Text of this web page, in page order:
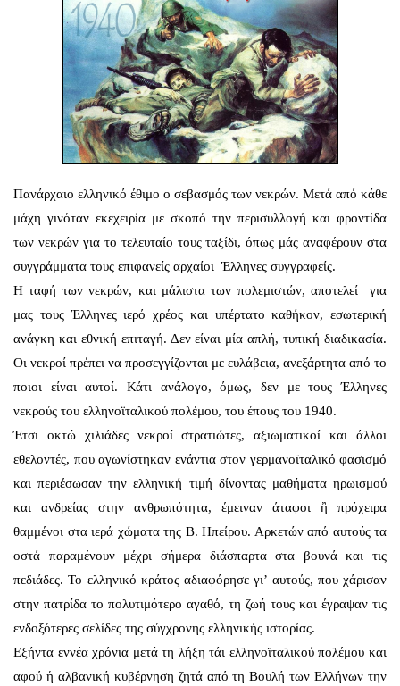
Πανάρχαιο ελληνικό έθιμο o σεβασμός των νεκρών. Μετά από κάθε
μάχη γινόταν εκεχειρία με σκοπό την περισυλλογή και φροντίδα
των νεκρών για το τελευταίο τους ταξίδι, όπως μάς αναφέρουν στα
συγγράμματα τους επιφανείς αρχαίοι Έλληνες συγγραφείς.
Η ταφή των νεκρών, και μάλιστα των πολεμιστών, αποτελεί για
μας τους Έλληνες ιερό χρέος και υπέρτατο καθήκον, εσωτερική
ανάγκη και εθνική επιταγή. Δεν είναι μία απλή, τυπική διαδικασία.
Οι νεκροί πρέπει να προσεγγίζονται με ευλάβεια, ανεξάρτητα από το
ποιοι είναι αυτοί. Κάτι ανάλογο, όμως, δεν με τους Έλληνες
νεκρούς του ελληνοϊταλικού πολέμου, του έπους του 1940.
Έτσι οκτώ χιλιάδες νεκροί στρατιώτες, αξιωματικοί και άλλοι
εθελοντές, που αγωνίστηκαν ενάντια στον γερμανοϊταλικό φασισμό
και περιέσωσαν την ελληνική τιμή δίνοντας μαθήματα ηρωισμού
και ανδρείας στην ανθρωπότητα, έμειναν άταφοι ἢ πρόχειρα
θαμμένοι στα ιερά χώματα της Β. Ηπείρου. Αρκετών από αυτούς τα
οστά παραμένουν μέχρι σήμερα διάσπαρτα στα βουνά και τις
πεδιάδες. Το ελληνικό κράτος αδιαφόρησε γι’ αυτούς, που χάρισαν
στην πατρίδα το πολυτιμότερο αγαθό, τη ζωή τους και έγραψαν τις
ενδοξότερες σελίδες της σύγχρονης ελληνικής ιστορίας.
Εξήντα εννέα χρόνια μετά τη λήξη τάι ελληνοϊταλικού πολέμου και
αφού ἡ αλβανική κυβέρνηση ζητά από τη Βουλή των Ελλήνων την